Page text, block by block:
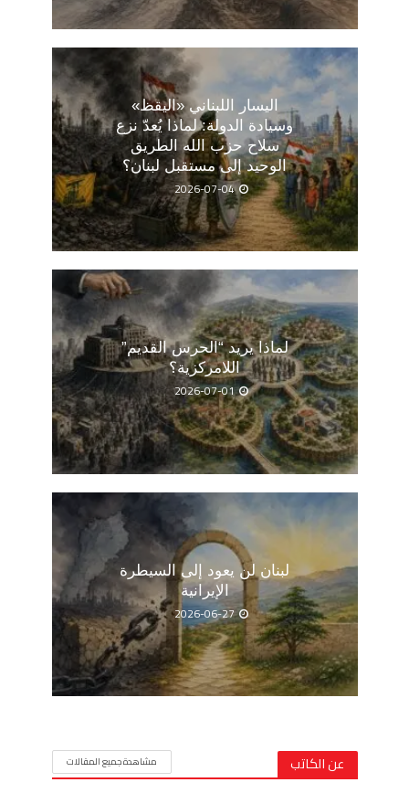
اليسار اللبناني «اليقظ»
وسيادة الدولة: لماذا يُعدّ نزع
سلاح حزب الله الطريق
الوحيد إلى مستقبل لبنان؟
2026-07-04
لماذا يريد “الحرس القديم”
اللامركزية؟
2026-07-01
لبنان لن يعود إلى السيطرة
الإيرانية
2026-06-27
عن الكاتب مشاهدة جميع المقالات